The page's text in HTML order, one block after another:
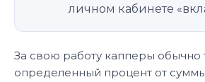
личном кабинете
За свою работу капперы обычно
определенный процент от